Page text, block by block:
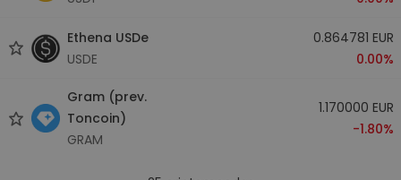
Ethena USDe
USDE
0.864781 EUR
0.00%
Gram (prev.
Toncoin)
GRAM
1.170000 EUR
-1.80%